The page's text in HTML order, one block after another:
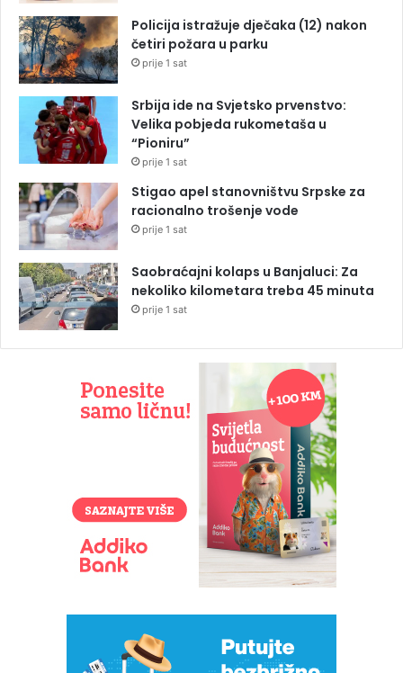
Policija istražuje dječaka (12) nakon
četiri požara u parku
prije 1 sat
Srbija ide na Svjetsko prvenstvo:
Velika pobjeda rukometaša u
“Pioniru”
prije 1 sat
Stigao apel stanovništvu Srpske za
racionalno trošenje vode
prije 1 sat
Saobraćajni kolaps u Banjaluci: Za
nekoliko kilometara treba 45 minuta
prije 1 sat